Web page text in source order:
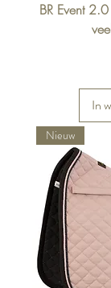
BR Event
In
Nieuw